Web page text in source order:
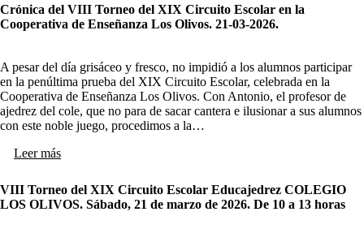
Crónica del VIII Torneo del XIX Circuito Escolar en la
Cooperativa de Enseñanza Los Olivos. 21-03-2026.
A pesar del día grisáceo y fresco, no impidió a los alumnos participar
en la penúltima prueba del XIX Circuito Escolar, celebrada en la
Cooperativa de Enseñanza Los Olivos. Con Antonio, el profesor de
ajedrez del cole, que no para de sacar cantera e ilusionar a sus alumnos
con este noble juego, procedimos a la…
Leer más
VIII Torneo del XIX Circuito Escolar Educajedrez COLEGIO
LOS OLIVOS. Sábado, 21 de marzo de 2026. De 10 a 13 horas